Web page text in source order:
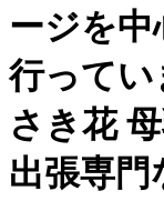
ージを
行ってい
さき花
出張専